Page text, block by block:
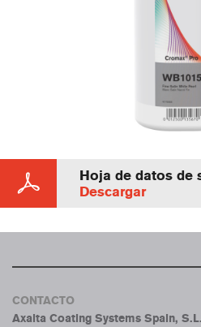
Hoja de datos de
Descargar
CONTACTO
Axalta Coating Systems Spain, S.L.